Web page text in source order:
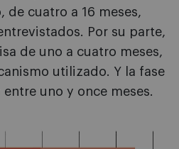
de cuatro a 16 meses,
Por su parte,
de uno a cuatro meses,
utilizado. Y la fase
uno y once meses.